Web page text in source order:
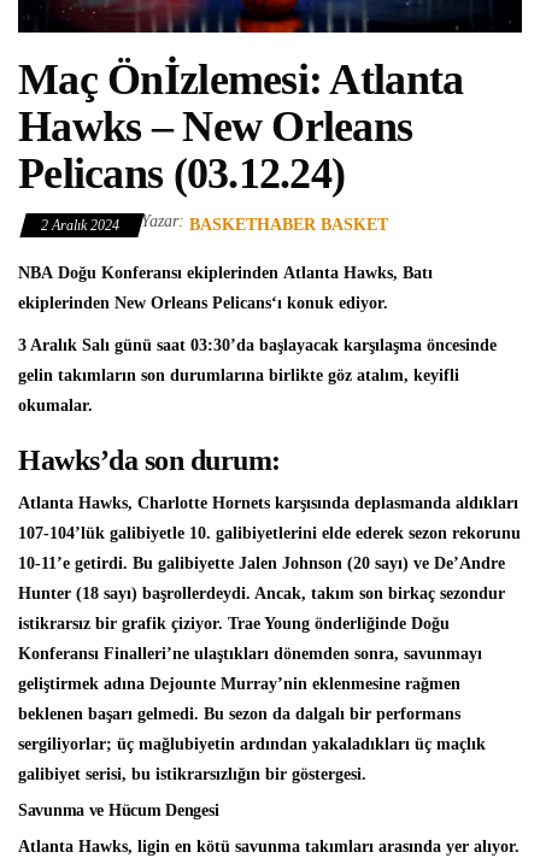
Maç Önİzlemesi: Atlanta
Hawks – New Orleans
Pelicans (03.12.24)
2 Aralık 2024 Yazar: BASKETHABER BASKET
NBA Doğu Konferansı ekiplerinden Atlanta Hawks, Batı
ekiplerinden New Orleans Pelicans‘ı konuk ediyor.
3 Aralık Salı günü saat 03:30’da başlayacak karşılaşma öncesinde
gelin takımların son durumlarına birlikte göz atalım, keyifli
okumalar.
Hawks’da son durum:
Atlanta Hawks, Charlotte Hornets karşısında deplasmanda aldıkları
107-104’lük galibiyetle 10. galibiyetlerini elde ederek sezon rekorunu
10-11’e getirdi. Bu galibiyette Jalen Johnson (20 sayı) ve De’Andre
Hunter (18 sayı) başrollerdeydi. Ancak, takım son birkaç sezondur
istikrarsız bir grafik çiziyor. Trae Young önderliğinde Doğu
Konferansı Finalleri’ne ulaştıkları dönemden sonra, savunmayı
geliştirmek adına Dejounte Murray’nin eklenmesine rağmen
beklenen başarı gelmedi. Bu sezon da dalgalı bir performans
sergiliyorlar; üç mağlubiyetin ardından yakaladıkları üç maçlık
galibiyet serisi, bu istikrarsızlığın bir göstergesi.
Savunma ve Hücum Dengesi
Atlanta Hawks, ligin en kötü savunma takımları arasında yer alıyor.